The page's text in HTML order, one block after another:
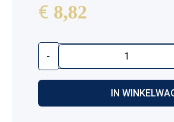
€ 8,82
-
Clean
Cleaning
Bath
For
IN